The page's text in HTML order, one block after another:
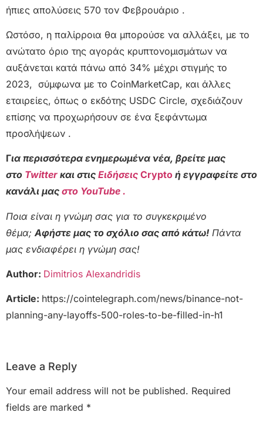
ήπιες απολύσεις 570 τον Φεβρουάριο .
Ωστόσο, η παλίρροια θα μπορούσε να αλλάξει, με το
ανώτατο όριο της αγοράς κρυπτονομισμάτων να
αυξάνεται κατά πάνω από 34% μέχρι στιγμής το
2023, σύμφωνα με το CoinMarketCap, και άλλες
εταιρείες, όπως ο εκδότης USDC Circle, σχεδιάζουν
επίσης να προχωρήσουν σε ένα ξεφάντωμα
προσλήψεων .
Για περισσότερα ενημερωμένα νέα, βρείτε μας
στο Twitter και στις Ειδήσεις Crypto ή εγγραφείτε στο
κανάλι μας στο YouTube .
Ποια είναι η γνώμη σας για το συγκεκριμένο
θέμα; Αφήστε μας το σχόλιο σας από κάτω! Πάντα
μας ενδιαφέρει η γνώμη σας!
Author: Dimitrios Alexandridis
Article: https://cointelegraph.com/news/binance-not-
planning-any-layoffs-500-roles-to-be-filled-in-h1
Leave a Reply
Your email address will not be published. Required
fields are marked *